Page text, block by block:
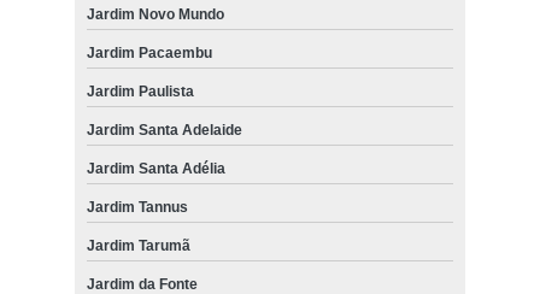
Jardim Novo Mundo
Jardim Pacaembu
Jardim Paulista
Jardim Santa Adelaide
Jardim Santa Adélia
Jardim Tannus
Jardim Tarumã
Jardim da Fonte